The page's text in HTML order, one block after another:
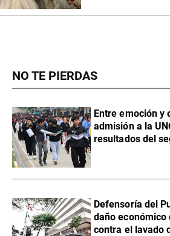
NO TE PIERDAS
Entre emoción y
admisión a la
resultados del
Defensoría del
daño económico
contra el lavado